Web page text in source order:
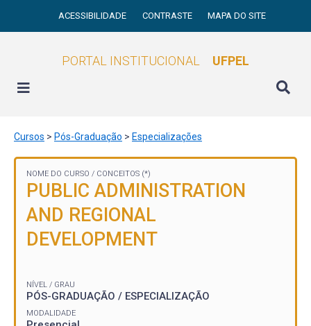
ACESSIBILIDADE CONTRASTE MAPA DO SITE
PORTAL INSTITUCIONAL UFPEL
Cursos > Pós-Graduação > Especializações
NOME DO CURSO / CONCEITOS (*)
PUBLIC ADMINISTRATION
AND REGIONAL
DEVELOPMENT
NÍVEL / GRAU
PÓS-GRADUAÇÃO / ESPECIALIZAÇÃO
MODALIDADE